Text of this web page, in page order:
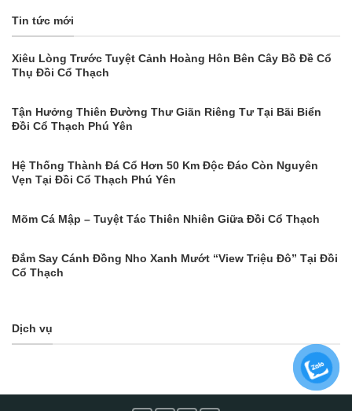
Tin tức mới
Xiêu Lòng Trước Tuyệt Cảnh Hoàng Hôn Bên Cây Bồ Đề Cổ
Thụ Đồi Cổ Thạch
Tận Hưởng Thiên Đường Thư Giãn Riêng Tư Tại Bãi Biển
Đồi Cổ Thạch Phú Yên
Hệ Thống Thành Đá Cổ Hơn 50 Km Độc Đáo Còn Nguyên
Vẹn Tại Đồi Cổ Thạch Phú Yên
Mõm Cá Mập – Tuyệt Tác Thiên Nhiên Giữa Đồi Cổ Thạch
Đắm Say Cánh Đồng Nho Xanh Mướt “View Triệu Đô” Tại Đồi
Cổ Thạch
Dịch vụ